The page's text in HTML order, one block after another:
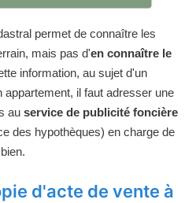
permet de connaître les
mais pas d'en connaître le
information, au sujet d'un
il faut adresser une
au service de publicité foncière
des hypothèques) en charge de
d'acte de vente à